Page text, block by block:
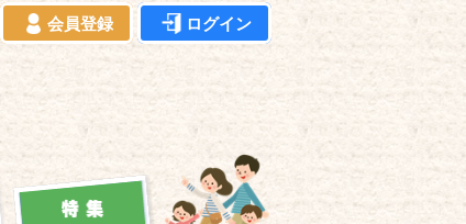
会員登録 ログイン